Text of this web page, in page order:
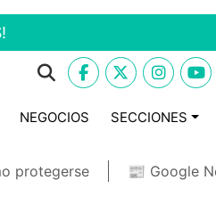
NEGOCIOS SECCIONES
protegerse 📰 Google